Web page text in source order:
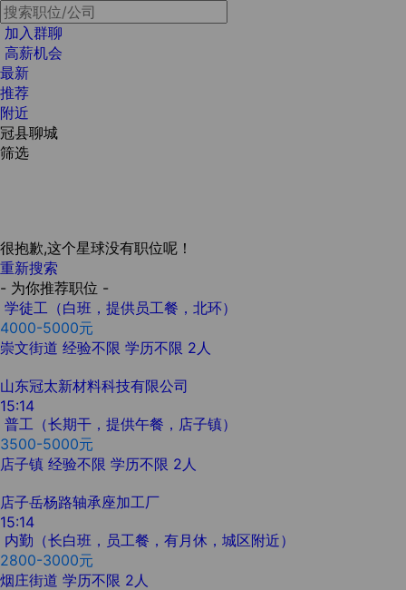
加入群聊
高薪机会
最新
推荐
附近
冠县聊城
筛选
很抱歉,这个星球没有职位呢！
重新搜索
- 为你推荐职位 -
学徒工（白班，提供员工餐，北环）
4000-5000元
崇文街道 经验不限 学历不限 2人
山东冠太新材料科技有限公司
15:14
普工（长期干，提供午餐，店子镇）
3500-5000元
店子镇 经验不限 学历不限 2人
店子岳杨路轴承座加工厂
15:14
内勤（长白班，员工餐，有月休，城区附近）
2800-3000元
烟庄街道 学历不限 2人